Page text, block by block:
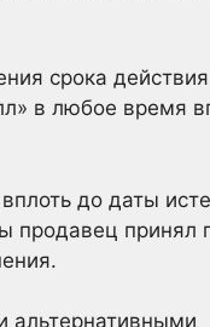
срока
в любое время
до даты
продавец принял
альтернативными